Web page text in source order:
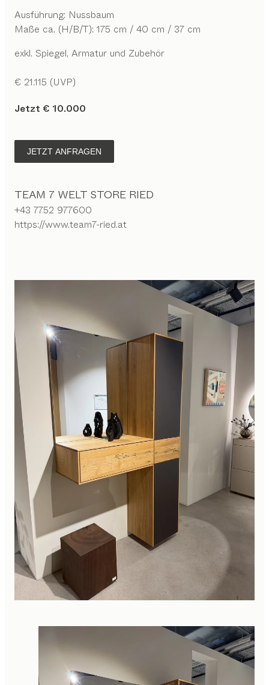
Ausführung: Nussbaum
Maße ca. (H/B/T): 175 cm / 40 cm / 37 cm
exkl. Spiegel, Armatur und Zubehör
€ 21.115 (UVP)
Jetzt € 10.000
JETZT ANFRAGEN
TEAM 7 WELT STORE RIED
+43 7752 977600
https://www.team7-ried.at